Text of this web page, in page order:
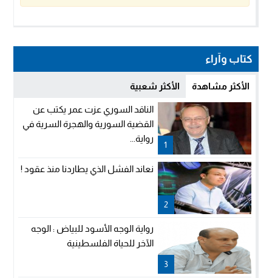
كتاب وآراء
الأكثر مشاهدة الأكثر شعبية
1
الناقد السوري عزت عمر يكتب عن
القضية السورية والهجرة السرية في
رواية...
2
نعاند الفشل الذي يطاردنا منذ عقود !
3
رواية الوجه الأسود للبياض : الوجه
الآخر للحياة الفلسطينية